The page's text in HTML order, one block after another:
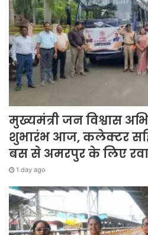
मुख्यमंत्री जन विश्वास
शुभारंभ आज, कलेक्टर
बस से अमरपुर के लिए
1 day ago